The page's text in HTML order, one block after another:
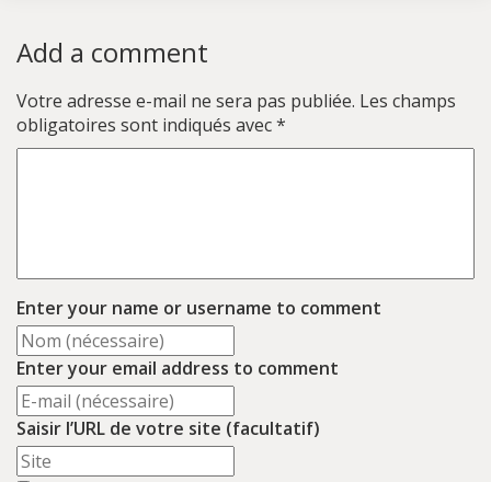
Add a comment
Votre adresse e-mail ne sera pas publiée. Les champs
obligatoires sont indiqués avec*
Enter your name or username to comment
Enter your email address to comment
Saisir l’URL de votre site (facultatif)